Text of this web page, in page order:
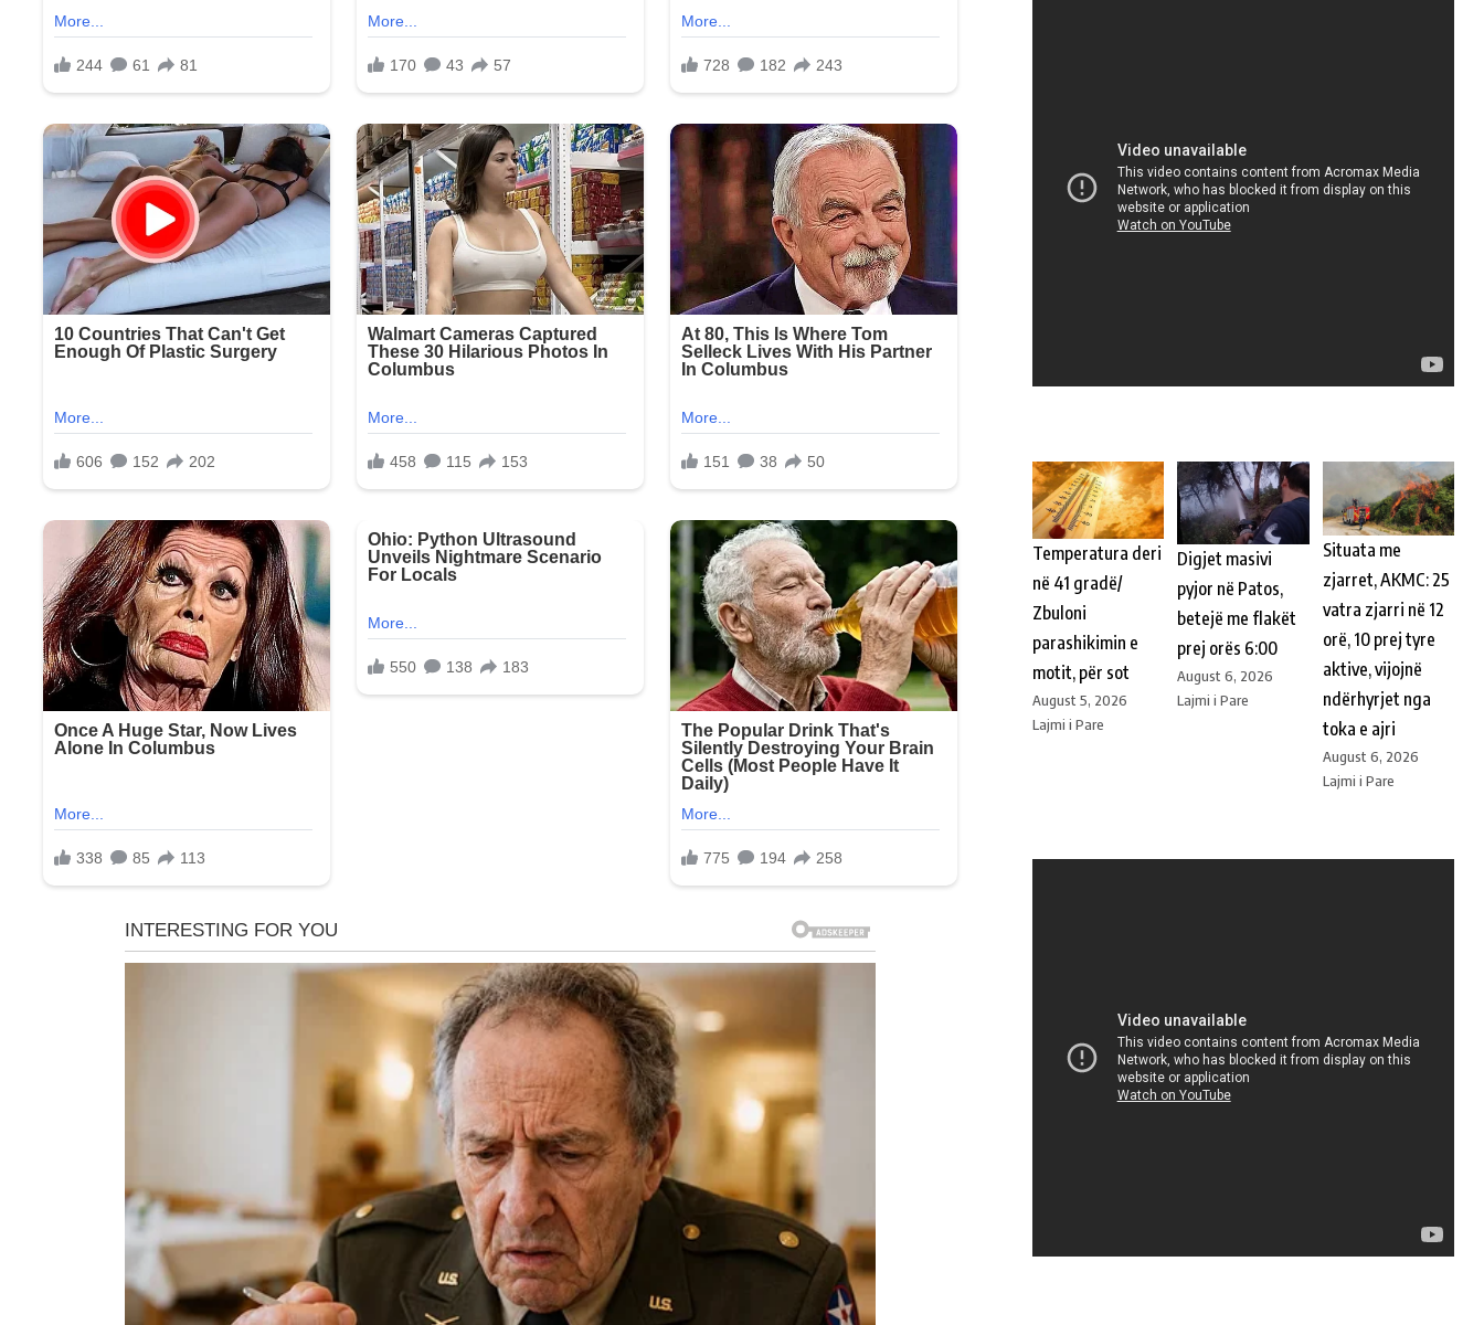
Temperatura deri
në 41 gradë/
Zbuloni
parashikimin e
motit, për sot
August 5, 2026
Lajmi i Pare
Digjet masivi
pyjor në Patos,
betejë me flakët
prej orës 6:00
August 6, 2026
Lajmi i Pare
Situata me
zjarret, AKMC: 25
vatra zjarri në 12
orë, 10 prej tyre
aktive, vijojnë
ndërhyrjet nga
toka e ajri
August 6, 2026
Lajmi i Pare